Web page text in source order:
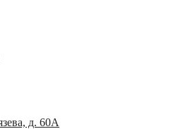
д. 60А